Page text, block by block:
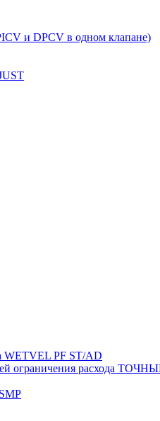
и DPCV в одном клапане)
WETVEL PF ST/AD
ограничения